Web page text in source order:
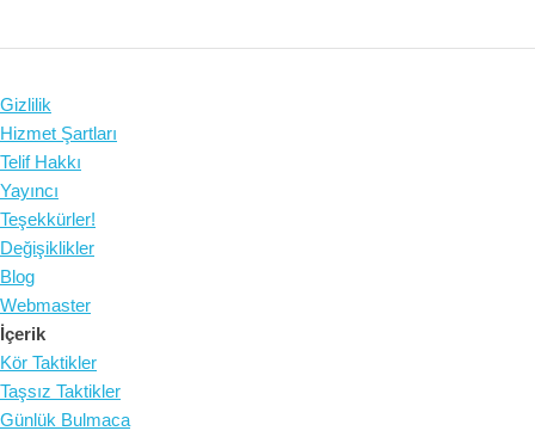
Gizlilik
Hizmet Şartları
Telif Hakkı
Yayıncı
Teşekkürler!
Değişiklikler
Blog
Webmaster
İçerik
Kör Taktikler
Taşsız Taktikler
Günlük Bulmaca